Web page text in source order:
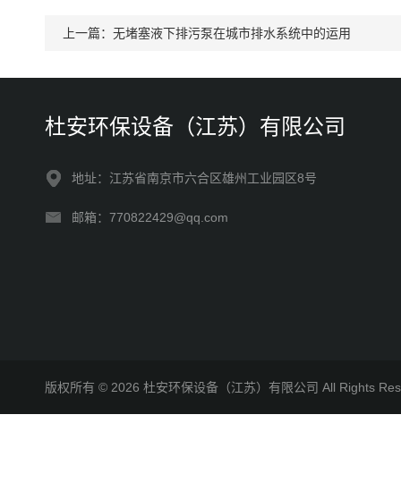
上一篇： 无堵塞液下排污泵在城市排水系统中的运用
杜安环保设备（江苏）有限公司
地址：江苏省南京市六合区雄州工业园区8号
邮箱：770822429@qq.com
版权所有 © 2026 杜安环保设备（江苏）有限公司 All Rights